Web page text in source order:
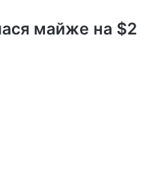
майже на $2